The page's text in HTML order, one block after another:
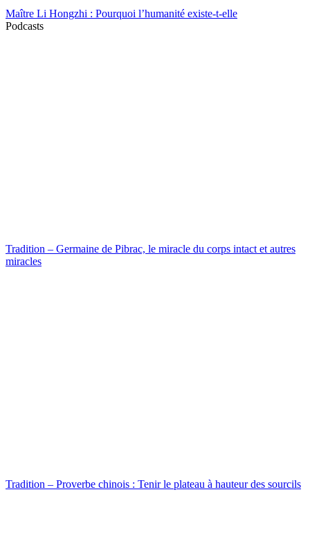
Maître Li Hongzhi : Pourquoi l’humanité existe-t-elle
Podcasts
Tradition – Germaine de Pibrac, le miracle du corps intact et autres
miracles
Tradition – Proverbe chinois : Tenir le plateau à hauteur des sourcils